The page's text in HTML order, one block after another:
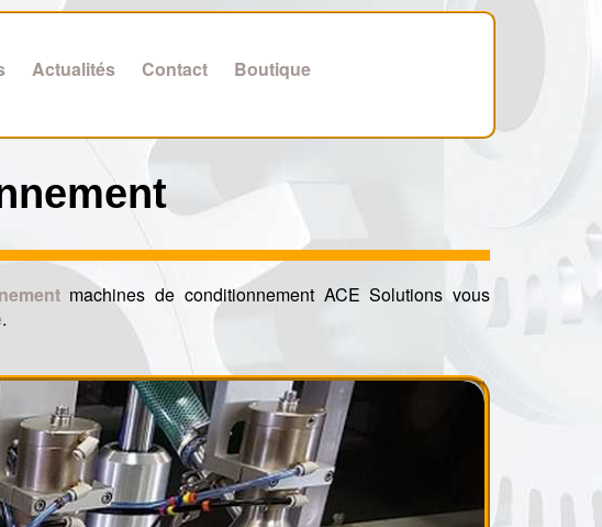
Actualités Contact Boutique
machines de conditionnement ACE Solutions vous
.